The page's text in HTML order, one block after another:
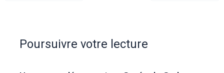
Poursuivre votre lecture